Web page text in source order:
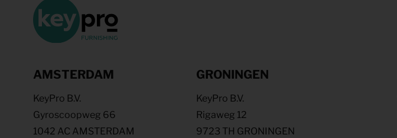
AMSTERDAM
KeyPro B.V.
Gyroscoopweg 66
1042 AC AMSTERDAM
GRONINGEN
KeyPro B.V.
Rigaweg 12
9723 TH GRONINGEN